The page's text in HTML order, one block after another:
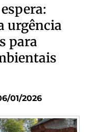
urgência
para
01/2026